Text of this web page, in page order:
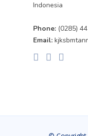
Indonesia
Phone:(0285)
Email: